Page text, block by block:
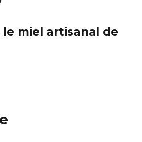
le miel artisanal de